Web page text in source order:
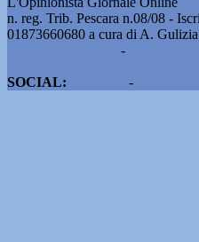
n. reg. Trib. Pescara n.08/08 -
01873660680 a cura di A. Gulizia
-
SOCIAL:
-